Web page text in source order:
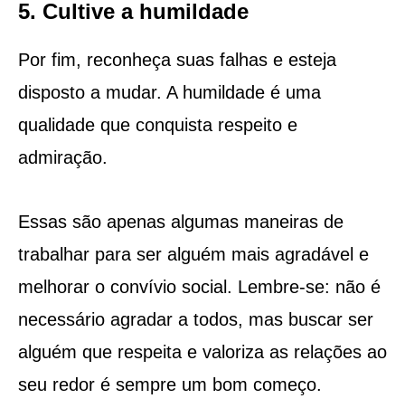
5. Cultive a humildade
Por fim, reconheça suas falhas e esteja
disposto a mudar. A humildade é uma
qualidade que conquista respeito e
admiração.
Essas são apenas algumas maneiras de
trabalhar para ser alguém mais agradável e
melhorar o convívio social. Lembre-se: não é
necessário agradar a todos, mas buscar ser
alguém que respeita e valoriza as relações ao
seu redor é sempre um bom começo.